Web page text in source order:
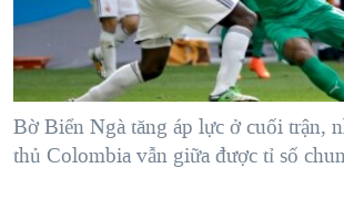
"Tìm"NGƯỜI VIỆT HẢI NGOẠI
ĐỜI SỐNG
KINH TẾ
KHOA HỌC
HÀNH TRÌNH BẦU CỬ 2024
MỘT NĂM CHIẾN TRANH TẠI DẢI GAZA
GIẢI MÃ VÀNH ĐAI & CON ĐƯỜNG
NGÀY TỊ NẠN THẾ GIỚI
VIDEO
NGHE
MẠNG XÃ HỘI
Bờ Biển Ngà tăng áp lực ở cuối trận,
thủ Colombia vẫn giữa được tỉ số